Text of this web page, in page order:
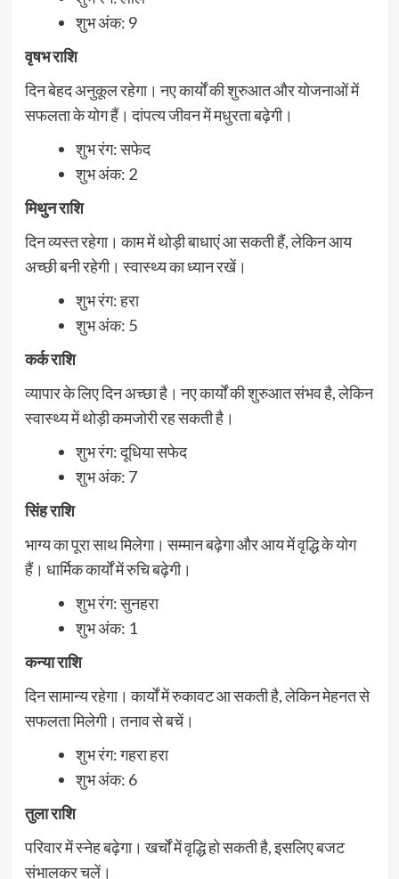
शुभ अंक: 9
वृषभ राशि
दिन बेहद अनुकूल रहेगा। नए कार्यों की शुरुआत और योजनाओं में
सफलता के योग हैं। दांपत्य जीवन में मधुरता बढ़ेगी।
शुभ रंग: सफेद
शुभ अंक: 2
मिथुन राशि
दिन व्यस्त रहेगा। काम में थोड़ी बाधाएं आ सकती हैं, लेकिन आय
अच्छी बनी रहेगी। स्वास्थ्य का ध्यान रखें।
शुभ रंग: हरा
शुभ अंक: 5
कर्क राशि
व्यापार के लिए दिन अच्छा है। नए कार्यों की शुरुआत संभव है, लेकिन
स्वास्थ्य में थोड़ी कमजोरी रह सकती है।
शुभ रंग: दूधिया सफेद
शुभ अंक: 7
सिंह राशि
भाग्य का पूरा साथ मिलेगा। सम्मान बढ़ेगा और आय में वृद्धि के योग
हैं। धार्मिक कार्यों में रुचि बढ़ेगी।
शुभ रंग: सुनहरा
शुभ अंक: 1
कन्या राशि
दिन सामान्य रहेगा। कार्यों में रुकावट आ सकती है, लेकिन मेहनत से
सफलता मिलेगी। तनाव से बचें।
शुभ रंग: गहरा हरा
शुभ अंक: 6
तुला राशि
परिवार में स्नेह बढ़ेगा। खर्चों में वृद्धि हो सकती है, इसलिए बजट
संभालकर चलें।